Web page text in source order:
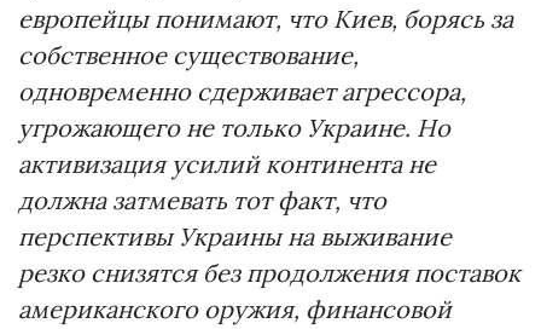
европейцы понимают, что Киев, борясь за
собственное существование,
одновременно сдерживает агрессора,
угрожающего не только Украине. Но
активизация усилий континента не
должна затмевать тот факт, что
перспективы Украины на выживание
резко снизятся без продолжения поставок
американского оружия, финансовой